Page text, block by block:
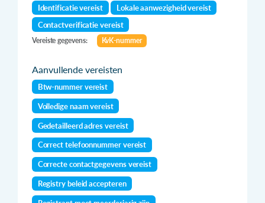
Identificatie vereist
Lokale aanwezigheid vereist
Contactverificatie vereist
Vereiste gegevens: KvK-nummer
Aanvullende vereisten
Btw-nummer vereist
Volledige naam vereist
Gedetailleerd adres vereist
Correct telefoonnummer vereist
Correcte contactgegevens vereist
Registry beleid accepteren